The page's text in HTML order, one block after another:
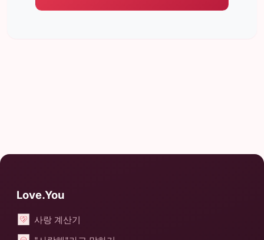
Love.You
사랑 계산기